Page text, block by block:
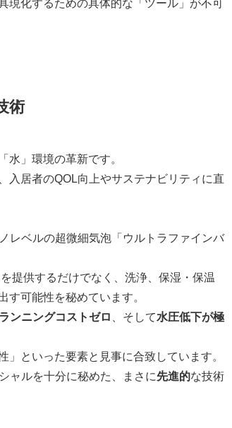
現化するための具体的な「ツール」が不可
術
水」環境の革新です。
入居者のQOL向上やサステナビリティに直
レベルの超微細気泡「ウルトラファインバ
提供するだけでなく、洗浄、保湿・保温
す可能性を秘めています。
ランニングコストゼロ 、そして水圧低下が極
といった要素と見事に合致しています。
ャルを十分に秘めた、まさに先進的な技術